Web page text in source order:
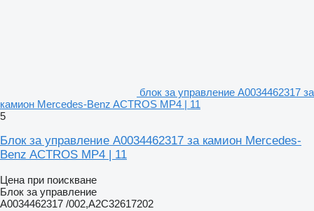
блок за управление A0034462317 за
камион Mercedes-Benz ACTROS MP4 | 11
5
Блок за управление A0034462317 за камион Mercedes-
Benz ACTROS MP4 | 11
Цена при поискване
Блок за управление
A0034462317 /002,A2C32617202